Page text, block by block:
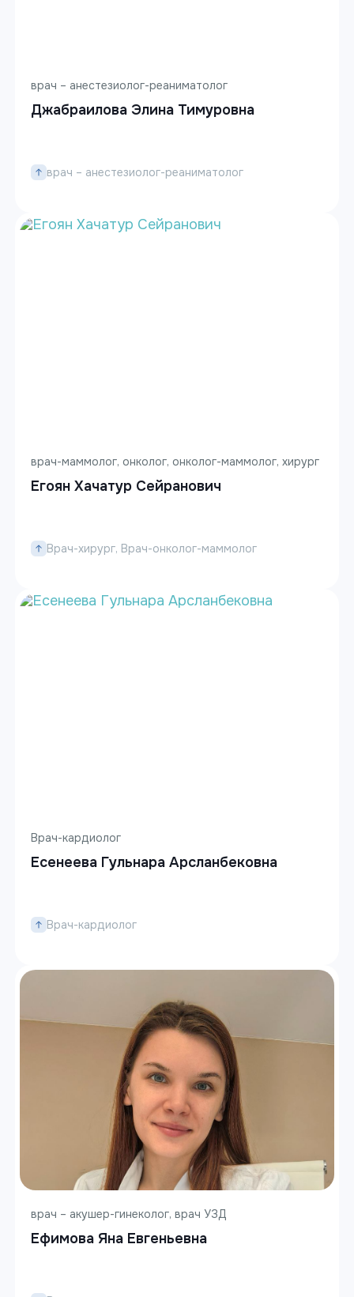
врач – анестезиолог-реаниматолог
Джабраилова Элина Тимуровна
врач – анестезиолог-реаниматолог
врач-маммолог, онколог, онколог-маммолог, хирург
Егоян Хачатур Сейранович
Врач-хирург, Врач-онколог-маммолог
Врач-кардиолог
Есенеева Гульнара Арсланбековна
Врач-кардиолог
врач – акушер-гинеколог, врач УЗД
Ефимова Яна Евгеньевна